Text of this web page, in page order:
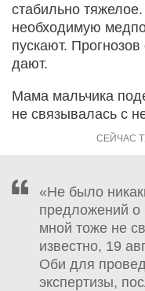
стабильно
необходимую
пускают.
дают.
Мама мальчика
не связывалась с
«Не было
предложений
мной тоже не
известно, 19
Оби для
экспертизы,